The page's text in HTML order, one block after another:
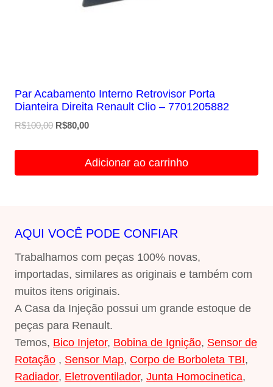
Par Acabamento Interno Retrovisor Porta
Dianteira Direita Renault Clio – 7701205882
R$100,00 O
R$80,00O
é:
Adicionar ao carrinho
AQUI VOCÊ PODE CONFIAR
Trabalhamos com peças 100% novas,
importadas, similares as originais e também com
muitos itens originais.
A Casa da Injeção possui um grande estoque de
peças para Renault.
Temos, Bico Injetor, Bobina de Ignição, Sensor de
Rotação , Sensor Map, Corpo de Borboleta TBI,
Radiador, Eletroventilador, Junta Homocinetica,